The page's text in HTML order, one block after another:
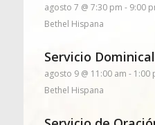
agosto 7 @ 7:30 pm - 9:00
Bethel Hispana
Servicio Dominical
agosto 9 @ 11:00 am - 1:00
Bethel Hispana